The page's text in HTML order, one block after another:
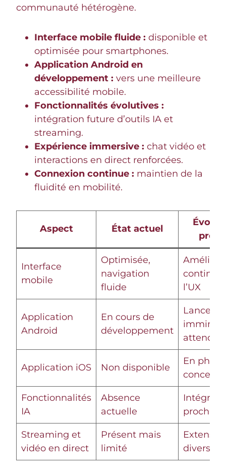
communauté hétérogène.
Interface mobile fluide : disponible et
optimisée pour smartphones.
Application Android en
développement : vers une meilleure
accessibilité mobile.
Fonctionnalités évolutives :
intégration future d’outils IA et
streaming.
Expérience immersive : chat vidéo et
interactions en direct renforcées.
Connexion continue : maintien de la
fluidité en mobilité.
Aspect État actuel
Interface
mobile
Optimisée,
navigation
fluide
continue
l’UX
Application
Android
En cours de
développement
attendu
Application iOS Non disponible
En
Fonctionnalités
IA
Absence
actuelle
Streaming et
vidéo en direct
Présent mais
limité